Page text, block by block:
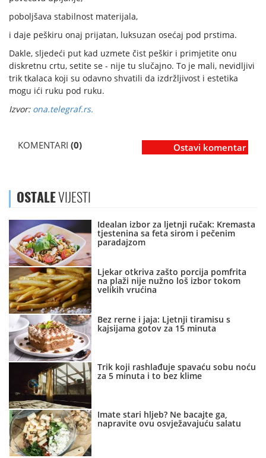
poboljšava stabilnost materijala,
i daje peškiru onaj prijatan, luksuzan osećaj pod prstima.
Dakle, sljedeći put kad uzmete čist peškir i primjetite onu
diskretnu crtu, setite se - nije tu slučajno. To je mali, nevidljivi
trik tkalaca koji su odavno shvatili da izdržljivost i estetika
mogu ići ruku pod ruku.
Izvor:ona.telegraf.rs.
KOMENTARI (0) Ostavi komentar
OSTALEVIJESTI
Idealan izbor za ljetnji ručak: Kremasta
tjestenina sa feta sirom i pečenim
paradajzom
Ljekar otkriva zašto porcija pomfrita
na plaži nije nužno loš izbor tokom
velikih vrućina
Bez rerne i jaja: Ljetnji tiramisu s
kajsijama gotov za 15 minuta
Trik koji rashlađuje spavaću sobu noću
za 5 minuta i to bez klime
Imate stari hljeb? Ne bacajte ga,
napravite ovu osvježavajuću salatu